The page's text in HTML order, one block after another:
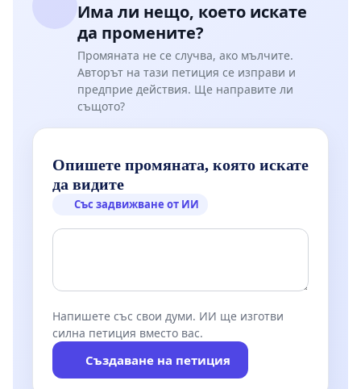
Има ли нещо, което искате
да промените?
Промяната не се случва, ако мълчите.
Авторът на тази петиция се изправи и
предприе действия. Ще направите ли
същото?
Опишете промяната, която искате
да видите
Със задвижване от ИИ
Напишете със свои думи. ИИ ще изготви
силна петиция вместо вас.
Създаване на петиция